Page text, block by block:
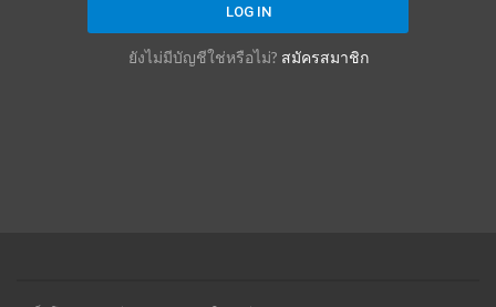
ยังไม่มีบัญชีใช่หรือไม่? สมัครสมาชิก